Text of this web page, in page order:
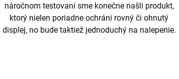
náročnom testovaní sme konečne našli produkt,
ktorý nielen poriadne ochráni rovný či ohnutý
displej, no bude taktiež jednoduchý na nalepenie.